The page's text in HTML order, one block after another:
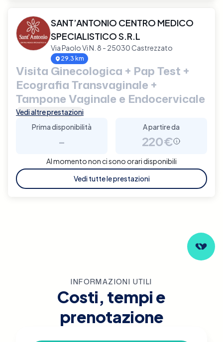
SANT’ANTONIO CENTRO MEDICO
SPECIALISTICO S.R.L
Via Paolo Vi N. 8 - 25030 Castrezzato
29.3 km
Visita Ginecologica + Pap Test +
Ecografia Transvaginale +
Tampone Vaginale e Endocervicale
Vedi altre prestazioni
Prima disponibilità
-
A partire da
220€
Al momento non ci sono orari disponibili
Vedi tutte le prestazioni
INFORMAZIONI UTILI
Costi, tempi e
prenotazione